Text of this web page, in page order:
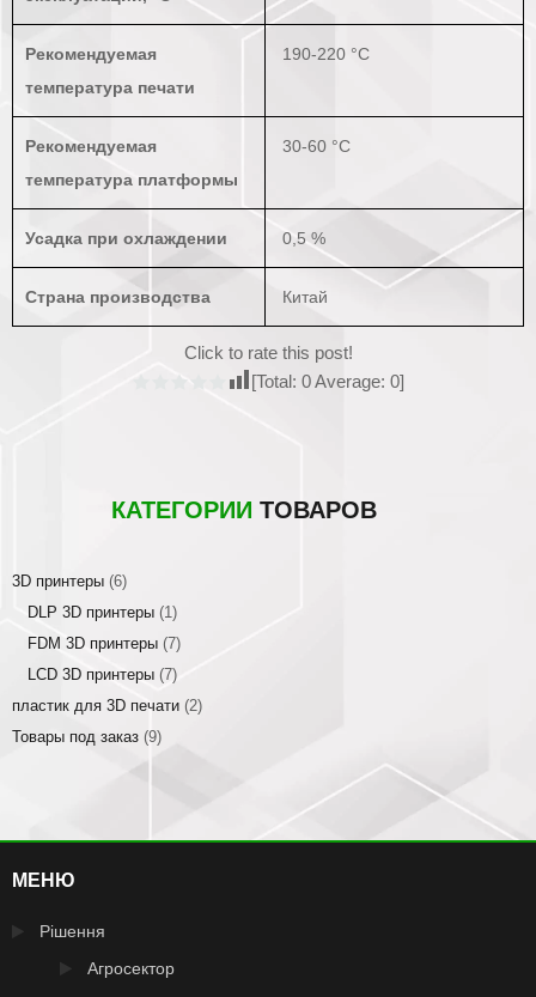
Рекомендуемая
температура печати
190-220 °С
Рекомендуемая
температура платформы
30-60 °C
Усадка при охлаждении 0,5 %
Страна производства Китай
Click to rate this post!
[Total: 0Average: 0]
КАТЕГОРИИ ТОВАРОВ
3D принтеры (6)
DLP 3D принтеры (1)
FDM 3D принтеры (7)
LCD 3D принтеры (7)
пластик для 3D печати (2)
Товары под заказ (9)
МЕНЮ
Рішення
Агросектор